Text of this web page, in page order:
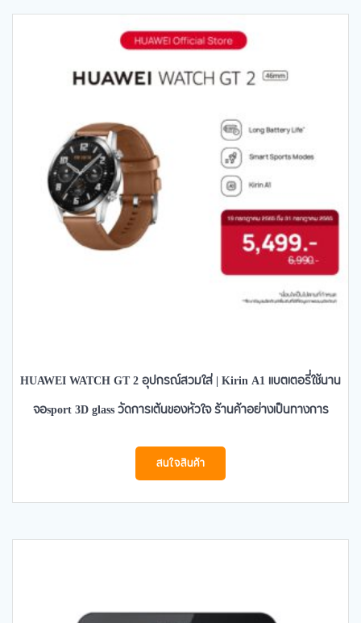
HUAWEI WATCH GT 2 อุปกรณ์สวมใส่ | Kirin A1 แบตเตอรี่ใช้นาน
จอsport 3D glass วัดการเต้นของหัวใจ ร้านค้าอย่างเป็นทางการ
สนใจสินค้า